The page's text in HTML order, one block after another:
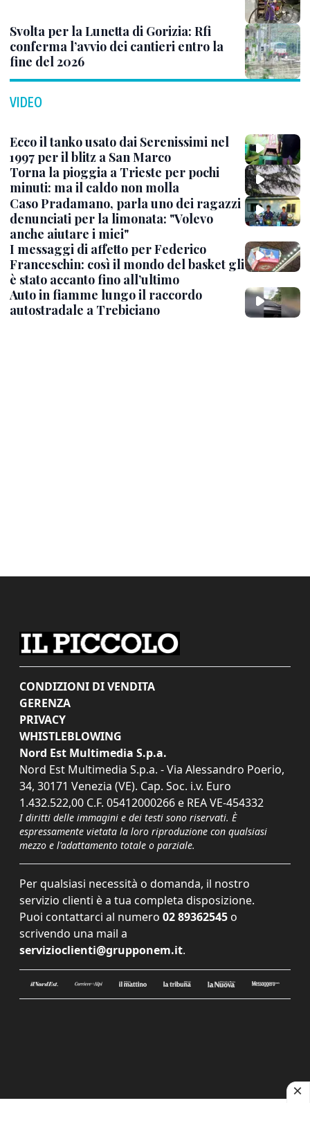
Svolta per la Lunetta di Gorizia: Rfi
conferma l’avvio dei cantieri entro la
fine del 2026
VIDEO
Ecco il tanko usato dai Serenissimi nel
1997 per il blitz a San Marco
Torna la pioggia a Trieste per pochi
minuti: ma il caldo non molla
Caso Pradamano, parla uno dei ragazzi
denunciati per la limonata: "Volevo
anche aiutare i miei"
I messaggi di affetto per Federico
Franceschin: così il mondo del basket gli
è stato accanto fino all’ultimo
Auto in fiamme lungo il raccordo
autostradale a Trebiciano
CONDIZIONI DI VENDITA
GERENZA
PRIVACY
WHISTLEBLOWING
Nord Est Multimedia S.p.a.
Nord Est Multimedia S.p.a. - Via Alessandro Poerio,
34, 30171 Venezia (VE). Cap. Soc. i.v. Euro
1.432.522,00 C.F. 05412000266 e REA VE-454332
I diritti delle immagini e dei testi sono riservati. È
espressamente vietata la loro riproduzione con qualsiasi
mezzo e l'adattamento totale o parziale.
Per qualsiasi necessità o domanda, il nostro
servizio clienti è a tua completa disposizione.
Puoi contattarci al numero 02 89362545 o
scrivendo una mail a
servizioclienti@grupponem.it.